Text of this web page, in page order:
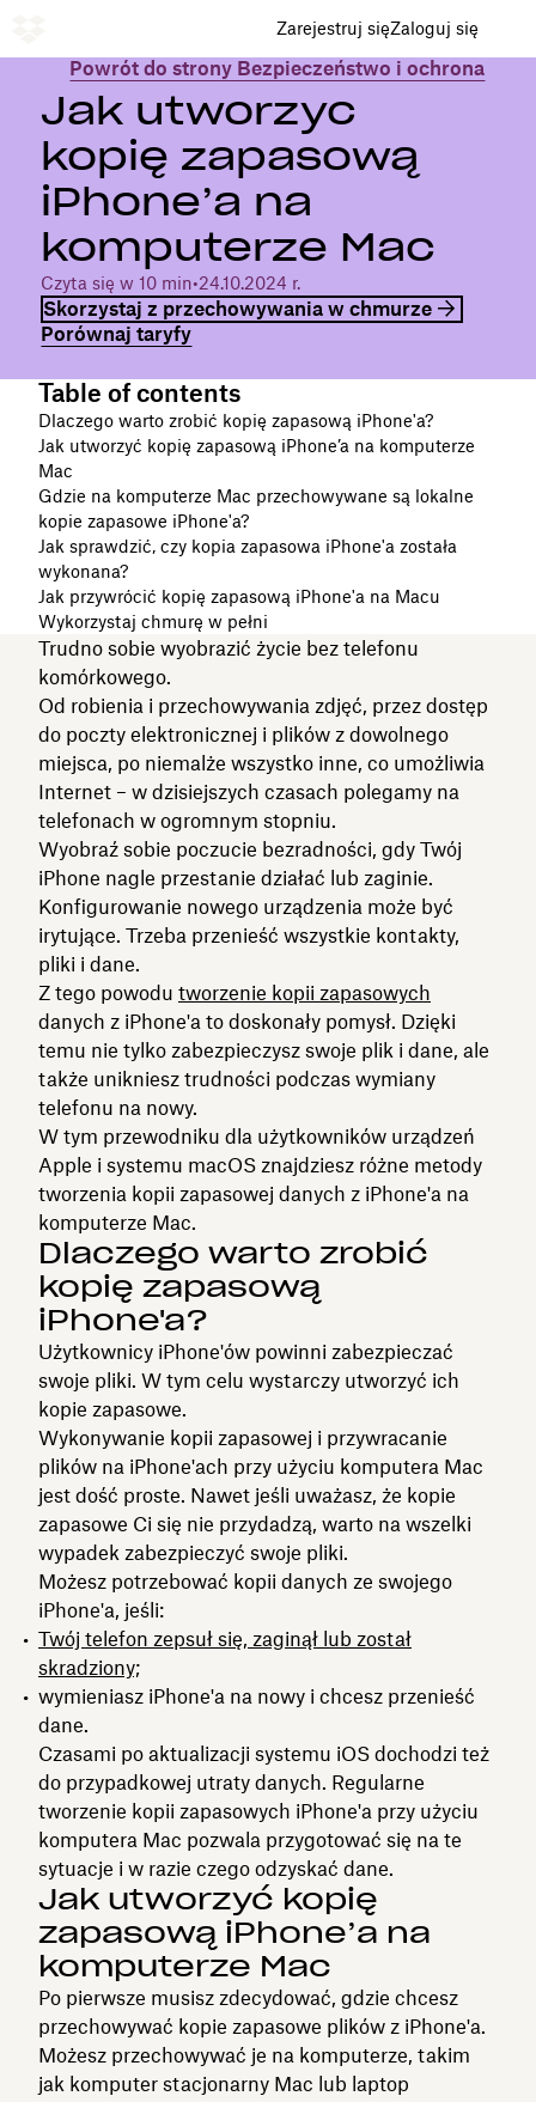
Zarejestruj sięZaloguj się
Powrót do strony Bezpieczeństwo i ochrona
Jak utworzyć
kopię zapasową
iPhone’a na
komputerze Mac
Czyta się w 10 min•24.10.2024 r.
Skorzystaj z przechowywania w chmurze
Porównaj taryfy
Table of contents
Dlaczego warto zrobić kopię zapasową iPhone'a?
Jak utworzyć kopię zapasową iPhone’a na komputerze
Mac
Gdzie na komputerze Mac przechowywane są lokalne
kopie zapasowe iPhone'a?
Jak sprawdzić, czy kopia zapasowa iPhone'a została
wykonana?
Jak przywrócić kopię zapasową iPhone'a na Macu
Wykorzystaj chmurę w pełni
Trudno sobie wyobrazić życie bez telefonu
komórkowego.
Od robienia i przechowywania zdjęć, przez dostęp
do poczty elektronicznej i plików z dowolnego
miejsca, po niemalże wszystko inne, co umożliwia
Internet – w dzisiejszych czasach polegamy na
telefonach w ogromnym stopniu.
Wyobraź sobie poczucie bezradności, gdy Twój
iPhone nagle przestanie działać lub zaginie.
Konfigurowanie nowego urządzenia może być
irytujące. Trzeba przenieść wszystkie kontakty,
pliki i dane.
Z tego powodu tworzenie kopii zapasowych
danych z iPhone'a to doskonały pomysł. Dzięki
temu nie tylko zabezpieczysz swoje plik i dane, ale
także unikniesz trudności podczas wymiany
telefonu na nowy.
W tym przewodniku dla użytkowników urządzeń
Apple i systemu macOS znajdziesz różne metody
tworzenia kopii zapasowej danych z iPhone'a na
komputerze Mac.
Dlaczego warto zrobić
kopię zapasową
iPhone'a?
Użytkownicy iPhone'ów powinni zabezpieczać
swoje pliki. W tym celu wystarczy utworzyć ich
kopie zapasowe.
Wykonywanie kopii zapasowej i przywracanie
plików na iPhone'ach przy użyciu komputera Mac
jest dość proste. Nawet jeśli uważasz, że kopie
zapasowe Ci się nie przydadzą, warto na wszelki
wypadek zabezpieczyć swoje pliki.
Możesz potrzebować kopii danych ze swojego
iPhone'a, jeśli:
Twój telefon zepsuł się, zaginął lub został
skradziony;
wymieniasz iPhone'a na nowy i chcesz przenieść
dane.
Czasami po aktualizacji systemu iOS dochodzi też
do przypadkowej utraty danych. Regularne
tworzenie kopii zapasowych iPhone'a przy użyciu
komputera Mac pozwala przygotować się na te
sytuacje i w razie czego odzyskać dane.
Jak utworzyć kopię
zapasową iPhone’a na
komputerze Mac
Po pierwsze musisz zdecydować, gdzie chcesz
przechowywać kopie zapasowe plików z iPhone'a.
Możesz przechowywać je na komputerze, takim
jak komputer stacjonarny Mac lub laptop